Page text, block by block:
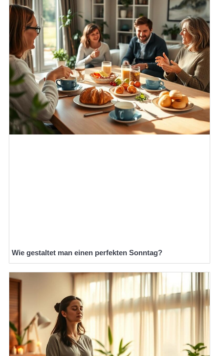
Wie gestaltet man einen perfekten Sonntag?